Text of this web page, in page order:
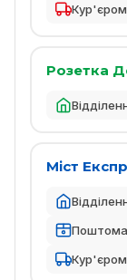
Кур'єром
Розетка
Міст
Кур'єром